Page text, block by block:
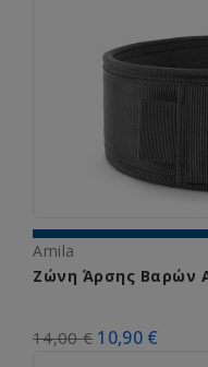
Amila
Ζώνη Άρσης Βαρών
14,00 € 10,90 €